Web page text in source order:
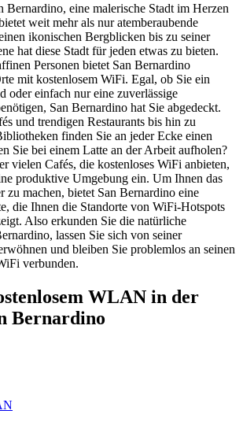
Bernardino, eine malerische Stadt im Herzen
weit mehr als nur atemberaubende
ikonischen Bergblicken bis zu seiner
hat diese Stadt für jeden etwas zu bieten.
Personen bietet San Bernardino
mit kostenlosem WiFi. Egal, ob Sie ein
oder einfach nur eine zuverlässige
San Bernardino hat Sie abgedeckt.
und trendigen Restaurants bis hin zu
finden Sie an jeder Ecke einen
Sie bei einem Latte an der Arbeit aufholen?
vielen Cafés, die kostenloses WiFi anbieten,
produktive Umgebung ein. Um Ihnen das
zu machen, bietet San Bernardino eine
die Ihnen die Standorte von WiFi-Hotspots
Also erkunden Sie die natürliche
lassen Sie sich von seiner
und bleiben Sie problemlos an seinen
verbunden.
WLAN in der
Bernardino